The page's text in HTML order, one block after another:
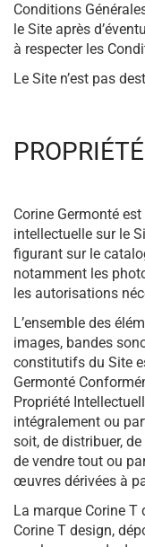
Conditions
le Site après
à respecter les
Le Site n’est pas
Corine Germonté
intellectuelle sur le
figurant sur le
notamment les
les autorisations
L’ensemble des
images, bandes
constitutifs du Site
Germonté
Propriété
intégralement ou
soit, de distribuer,
de vendre tout ou
œuvres dérivées à
La marque Corine T
Corine T design,